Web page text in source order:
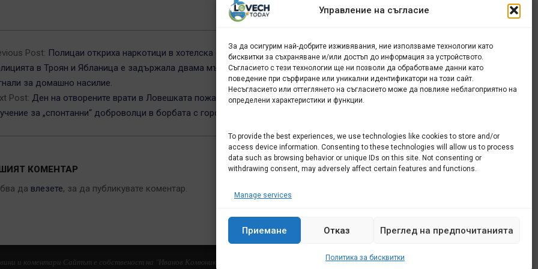
Управление на съгласие
За да осигурим най-добрите изживявания, ние използваме технологии като
бисквитки за съхраняване и/или достъп до информация за устройството.
Съгласието с тези технологии ще ни позволи да обработваме данни като
поведение при сърфиране или уникални идентификатори на този сайт.
Несъгласието или оттеглянето на съгласието може да повлияе неблагоприятно на
определени характеристики и функции.
To provide the best experiences, we use technologies like cookies to store and/or
access device information. Consenting to these technologies will allow us to process
data such as browsing behavior or unique IDs on this site. Not consenting or
withdrawing consent, may adversely affect certain features and functions.
Manage services
Приемане Отказ Преглед на предпочитанията
Политика за бисквитки
Post: Полицаи откриха наркотици в хотелска стая в Ловеч.
в Троян и Ябланица е задържала двама мъже след
за домашно насилие.
Post: Ден на отворените врати в Ловешката пожарна на 30 май:
за „спонтанни“ доброволци в борбата с горски пожари
КОМЕНТАР
да влезете, за да публикувате коментар.
и коментари Сайтът е собственост на "Иванов Комюникейшънс" ЕООД Всички права запазени